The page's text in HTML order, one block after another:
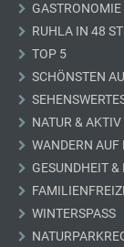
GASTRONOMIE
RUHLA IN 48
TOP 5
SCHÖNSTEN
NATUR & AKTIV
WANDERN AUF
GESUNDHEIT &
WINTERSPASS